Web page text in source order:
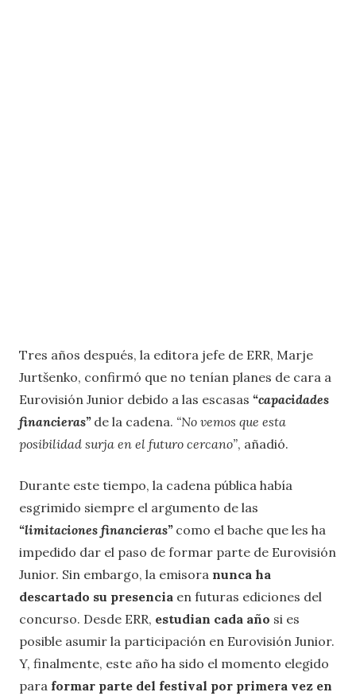
Tres años después, la editora jefe de ERR, Marje
Jurtšenko, confirmó que no tenían planes de cara a
Eurovisión Junior debido a las escasas “capacidades
financieras” de la cadena. “No vemos que esta
posibilidad surja en el futuro cercano”, añadió.
Durante este tiempo, la cadena pública había
esgrimido siempre el argumento de las
“limitaciones financieras”como el bache que les ha
impedido dar el paso de formar parte de Eurovisión
Junior. Sin embargo, la emisora nunca ​​​​ha
descartado su presencia en futuras ediciones del
concurso. Desde ERR, estudian cada año si es
posible asumir la participación en Eurovisión Junior.
Y, finalmente, este año ha sido el momento elegido
para formar parte del festival por primera vez en